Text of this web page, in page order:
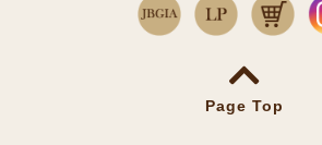
Page Top